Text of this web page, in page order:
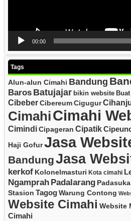
00:00
Tags
Alun-alun Cimahi Bandung
Baros Batujajar bikin website
CibeberCibereumCigugur
CimahiCimahi
CimindiCipageran Cipatik
Haji Gofur Jasa
BandungJasa
kerkof Kolonelmasturi Kota cimahi
Ngamprah Padalarang Padasuka
Stasion TagogWarung Contong
Website Cimahi Website
Cimahi